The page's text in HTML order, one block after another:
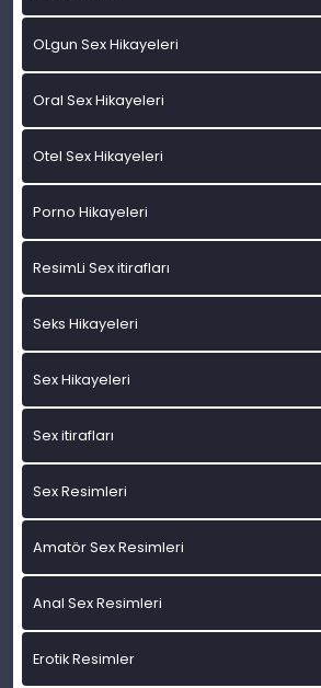
OLgun Sex Hikayeleri
Oral Sex Hikayeleri
Otel Sex Hikayeleri
Porno Hikayeleri
ResimLi Sex itirafları
Seks Hikayeleri
Sex Hikayeleri
Sex itirafları
Sex Resimleri
Amatör Sex Resimleri
Anal Sex Resimleri
Erotik Resimler